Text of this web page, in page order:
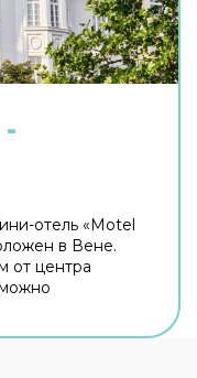
-
отель «Motel
в Вене.
от центра